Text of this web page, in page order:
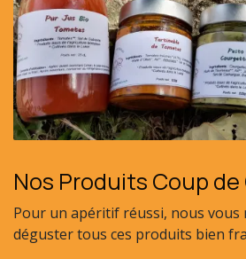
Nos Produits Coup
Pour un apéritif réussi, nous vous
déguster tous ces produits bien